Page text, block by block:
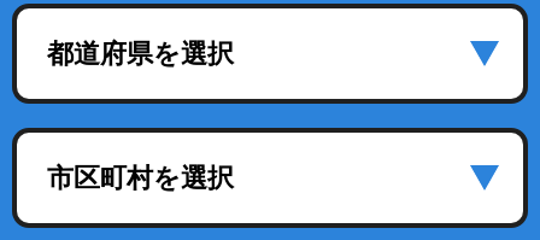
都道府県を選択
市区町村を選択